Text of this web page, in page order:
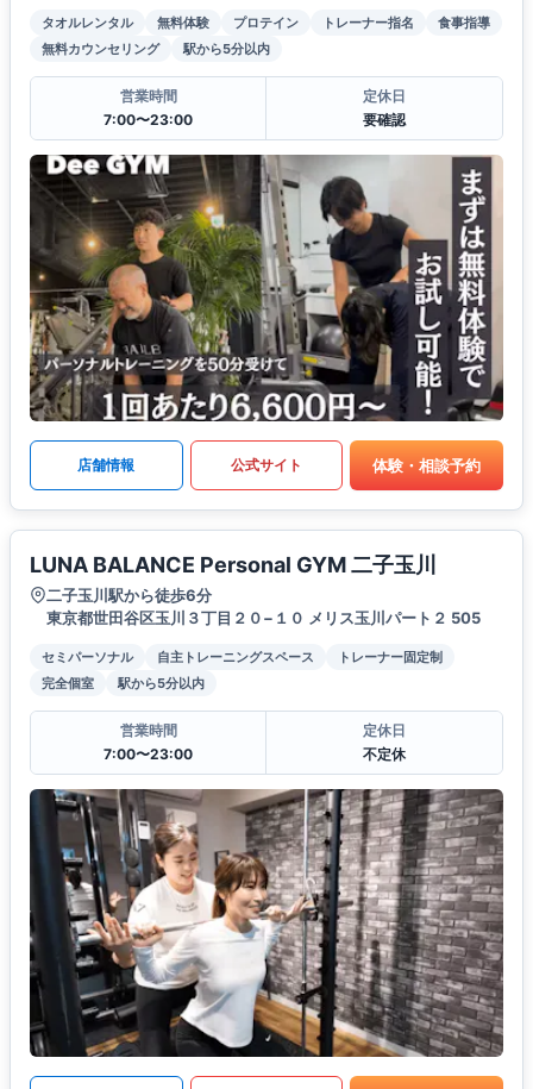
タオルレンタル 無料体験 プロテイン トレーナー指名
食事指導
無料カウンセリング
駅から5分以内
営業時間
7:00〜23:00
定休日
要確認
店舗情報 公式サイト 体験・相談予約
LUNA BALANCE Personal GYM 二子玉川
二子玉川駅から徒歩6分
東京都世田谷区玉川３丁目２０−１０ メリス玉川パート２ 505
セミパーソナル 自主トレーニングスペース
トレーナー固定制
完全個室
駅から5分以内
営業時間
7:00〜23:00
定休日
不定休